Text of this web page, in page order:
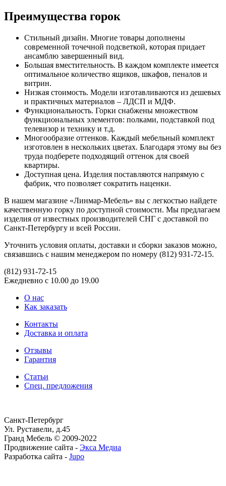
Преимущества горок
Стильный дизайн. Многие товары дополнены
современной точечной подсветкой, которая придает
ансамблю завершенный вид.
Большая вместительность. В каждом комплекте имеется
оптимальное количество ящиков, шкафов, пеналов и
витрин.
Низкая стоимость. Модели изготавливаются из дешевых
и практичных материалов – ЛДСП и МДФ.
Функциональность. Горки снабжены множеством
функциональных элементов: полками, подставкой под
телевизор и технику и т.д.
Многообразие оттенков. Каждый мебельный комплект
изготовлен в нескольких цветах. Благодаря этому вы без
труда подберете подходящий оттенок для своей
квартиры.
Доступная цена. Изделия поставляются напрямую с
фабрик, что позволяет сократить наценки.
В нашем магазине «Линмар-Мебель» вы с легкостью найдете
качественную горку по доступной стоимости. Мы предлагаем
изделия от известных производителей СНГ с доставкой по
Санкт-Петербургу и всей России.
Уточнить условия оплаты, доставки и сборки заказов можно,
связавшись с нашим менеджером по номеру (812) 931-72-15.
(812) 931-72-15
Ежедневно с 10.00 до 19.00
О нас
Как заказать
Контакты
Доставка и оплата
Отзывы
Гарантия
Статьи
Спец. предложения
Санкт-Петербург
Ул. Руставели, д.45
Гранд Мебель © 2009-2022
Продвижение сайта - Экса Медиа
Разработка сайта - Jupo